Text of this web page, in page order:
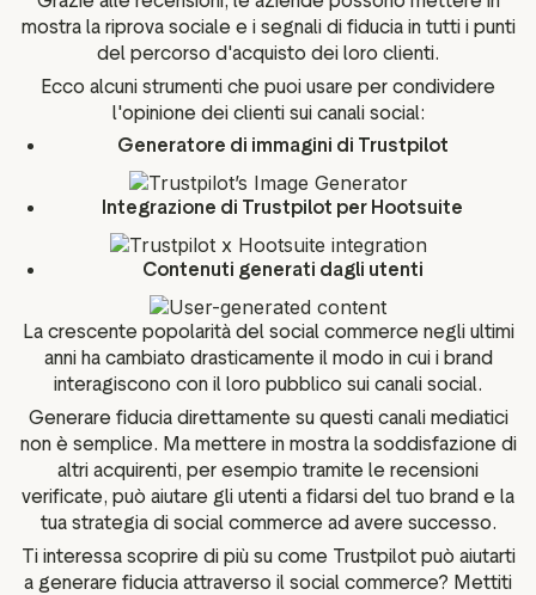
mostra la riprova sociale e i segnali di fiducia in tutti i punti
del percorso d'acquisto dei loro clienti.
Ecco alcuni strumenti che puoi usare per condividere
l'opinione dei clienti sui canali social:
Generatore di immagini di Trustpilot
Integrazione di Trustpilot per Hootsuite
Contenuti generati dagli utenti
La crescente popolarità del social commerce negli ultimi
anni ha cambiato drasticamente il modo in cui i brand
interagiscono con il loro pubblico sui canali social.
Generare fiducia direttamente su questi canali mediatici
non è semplice. Ma mettere in mostra la soddisfazione di
altri acquirenti, per esempio tramite le recensioni
verificate, può aiutare gli utenti a fidarsi del tuo brand e la
tua strategia di social commerce ad avere successo.
Ti interessa scoprire di più su come Trustpilot può aiutarti
a generare fiducia attraverso il social commerce? Mettiti